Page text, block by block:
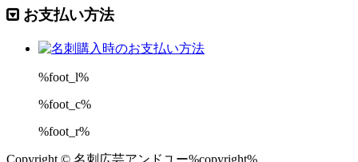
お支払い方法
%foot_l%
%foot_c%
%foot_r%
Copyright © 名刺広芸アンドユー%copyright%